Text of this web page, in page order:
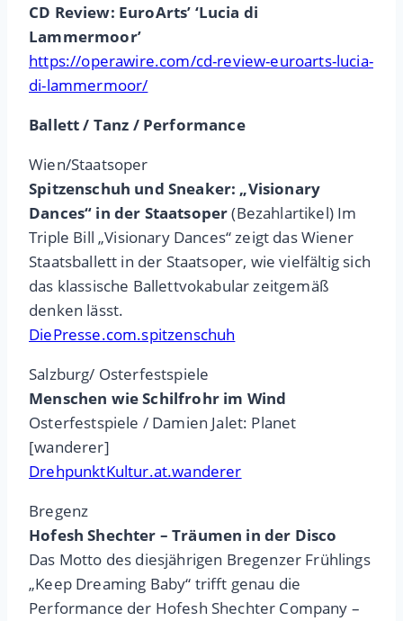
CD Review: EuroArts’ ‘Lucia di
Lammermoor’
https://operawire.com/cd-review-euroarts-lucia-
di-lammermoor/
Ballett / Tanz / Performance
Wien/Staatsoper
Spitzenschuh und Sneaker: „Visionary
Dances“ in der Staatsoper(Bezahlartikel) Im
Triple Bill „Visionary Dances“ zeigt das Wiener
Staatsballett in der Staatsoper, wie vielfältig sich
das klassische Ballettvokabular zeitgemäß
denken lässt.
DiePresse.com.spitzenschuh
Salzburg/ Osterfestspiele
Menschen wie Schilfrohr im Wind
Osterfestspiele / Damien Jalet: Planet
[wanderer]
DrehpunktKultur.at.wanderer
Bregenz
Hofesh Shechter – Träumen in der Disco
Das Motto des diesjährigen Bregenzer Frühlings
„Keep Dreaming Baby“ trifft genau die
Performance der Hofesh Shechter Company –